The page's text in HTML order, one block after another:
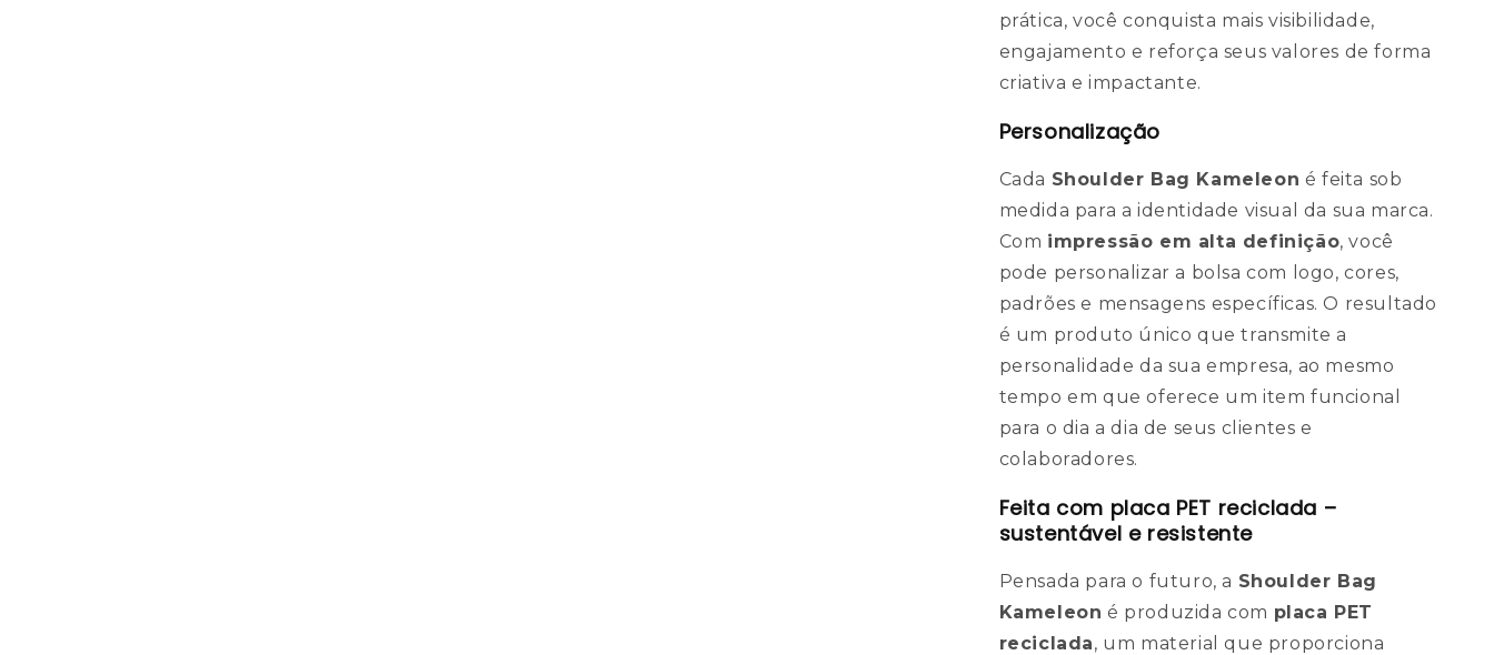
prática, você conquista mais visibilidade,
engajamento e reforça seus valores de forma
criativa e impactante.
Personalização
Cada Shoulder Bag Kameleon é feita sob
medida para a identidade visual da sua marca.
Com impressão em alta definição, você
pode personalizar a bolsa com logo, cores,
padrões e mensagens específicas. O resultado
é um produto único que transmite a
personalidade da sua empresa, ao mesmo
tempo em que oferece um item funcional
para o dia a dia de seus clientes e
colaboradores.
Feita com placa PET reciclada –
sustentável e resistente
Pensada para o futuro, a Shoulder Bag
Kameleon é produzida com placa PET
reciclada, um material que proporciona